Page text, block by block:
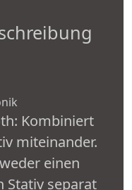
Kombiniert
miteinander.
einen
Stativ separat